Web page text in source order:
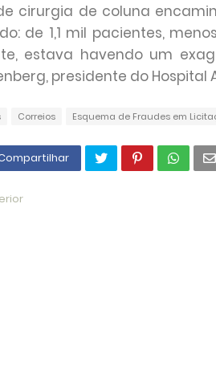
cirurgia de coluna
de 1,1 mil pacientes,
estava havendo um
presidente do Hospital
Correios Esquema de Fraudes em